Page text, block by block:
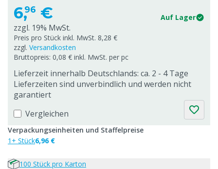
6,96 € Auf Lager
zzgl. 19% MwSt.
Preis pro Stück inkl. MwSt. 8,28 €
zzgl. Versandkosten
Bruttopreis: 0,08 € inkl. MwSt. per pc
Lieferzeit innerhalb Deutschlands: ca. 2 - 4 Tage
Lieferzeiten sind unverbindlich und werden nicht
garantiert
Vergleichen
Verpackungseinheiten und Staffelpreise
1+ Stück6,96 €
100 Stück pro Karton